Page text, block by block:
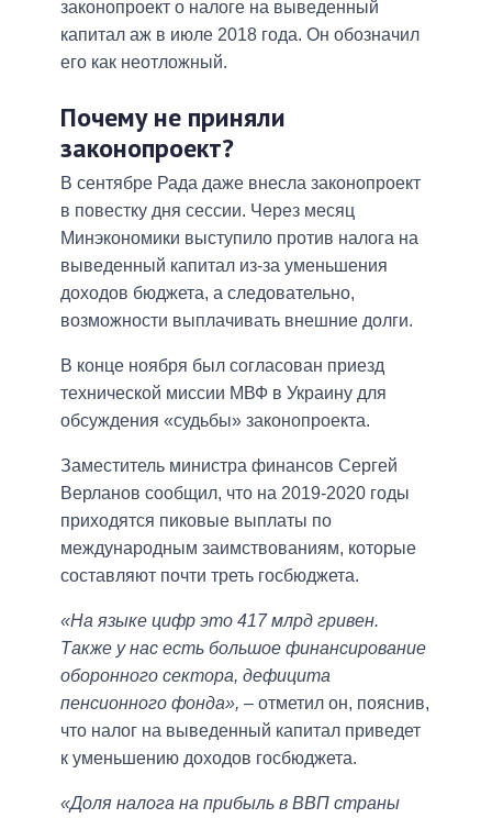
законопроект о налоге на выведенный
капитал аж в июле 2018 года. Он обозначил
его как неотложный.
Почему не приняли
законопроект?
В сентябре Рада даже внесла законопроект
в повестку дня сессии. Через месяц
Минэкономики выступило против налога на
выведенный капитал из-за уменьшения
доходов бюджета, а следовательно,
возможности выплачивать внешние долги.
В конце ноября был согласован приезд
технической миссии МВФ в Украину для
обсуждения «судьбы» законопроекта.
Заместитель министра финансов Сергей
Верланов сообщил, что на 2019-2020 годы
приходятся пиковые выплаты по
международным заимствованиям, которые
составляют почти треть госбюджета.
«На языке цифр это 417 млрд гривен.
Также у нас есть большое финансирование
оборонного сектора, дефицита
пенсионного фонда», – отметил он, пояснив,
что налог на выведенный капитал приведет
к уменьшению доходов госбюджета.
«Доля налога на прибыль в ВВП страны